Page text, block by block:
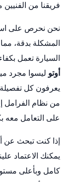
فريقنا من الفنيين
نحن نحرص على
المشكلة بدقة،
السيارة تعمل
أوتو ليسوا مجرد
يعرفون كل تفصيلة
من نظام الفرامل
على التعامل معه
إذا كنت تبحث عن
يمكنك الاعتماد
كامل وبأعلى